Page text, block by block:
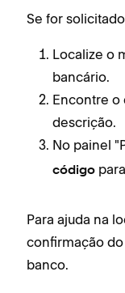
Se for
Localize o
bancário.
Encontre o
descrição.
No painel
código
Para ajuda na
confirmação
banco.